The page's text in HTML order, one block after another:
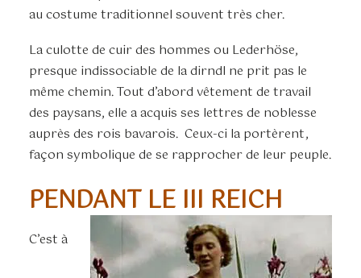
au costume traditionnel souvent très cher.
La culotte de cuir des hommes ou Lederhöse,
presque indissociable de la dirndl ne prit pas le
même chemin. Tout d’abord vêtement de travail
des paysans, elle a acquis ses lettres de noblesse
auprès des rois bavarois. Ceux-ci la portèrent,
façon symbolique de se rapprocher de leur peuple.
PENDANT LE III REICH
C’est à